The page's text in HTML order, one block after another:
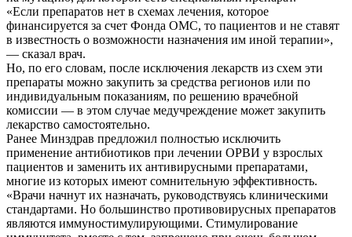
«Если препаратов нет в схемах лечения, которое
финансируется за счет Фонда ОМС, то пациентов и не ставят
в известность о возможности назначения им иной терапии»,
— сказал врач.
Но, по его словам, после исключения лекарств из схем эти
препараты можно закупить за средства регионов или по
индивидуальным показаниям, по решению врачебной
комиссии — в этом случае медучреждение может закупить
лекарство самостоятельно.
Ранее Минздрав предложил полностью исключить
применение антибиотиков при лечении ОРВИ у взрослых
пациентов и заменить их антивирусными препаратами,
многие из которых имеют сомнительную эффективность.
«Врачи начнут их назначать, руководствуясь клиническими
стандартами. Но большинство противовирусных препаратов
являются иммуностимулирующими. Стимулирование